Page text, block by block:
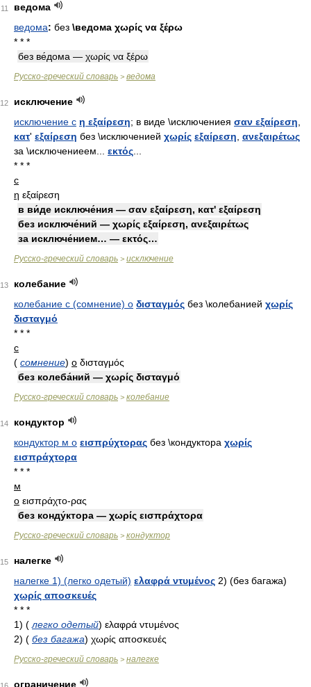
11
ведома
ведома: без \ведома χωρίς να ξέρω
* * *
без ве́дома — χωρίς να ξέρω
Русско-греческий словарь > ведома
12
исключение
исключение с η εξαίρεση; в виде \исключениея σαν εξαίρεση
κατ' εξαίρεση без \исключенией χωρίς εξαίρεση ανεξαιρέτως
за \исключениеем... εκτός
* * *
с
η εξαίρεση
в ви́де исключе́ния — σαν εξαίρεση, κατ' εξαίρεση
без исключе́ний — χωρίς εξαίρεση, ανεξαιρέτως
за исключе́нием… — εκτός…
Русско-греческий словарь > исключение
13
колебание
колебание с (сомнение) о δισταγμός без \колебанией χωρίς
δισταγμό
* * *
с
( сомнение) ο δισταγμός
без колеба́ний — χωρίς δισταγμό
Русско-греческий словарь > колебание
14
кондуктор
кондуктор м о εισπρύχτορας без \кондуктора χωρίς
εισπράχτορα
* * *
м
ο εισπράχτο-ρας
без конду́ктора — χωρίς εισπράχτορα
Русско-греческий словарь > кондуктор
15
налегке
налегке 1) (легко одетый) ελαφρά ντυμένος 2) (без багажа)
χωρίς αποσκευές
* * *
1) ( легко одетый) ελαφρά ντυμένος
2) ( без багажа) χωρίς αποσκευές
Русско-греческий словарь > налегке
ограничение